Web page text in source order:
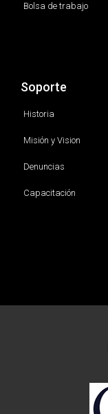
Bolsa de trabajo
Soporte
Historia
Misión y Vision
Denuncias
Capacitación